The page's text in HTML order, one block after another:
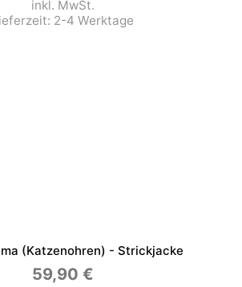
inkl. MwSt.
2-4 Werktage
(Katzenohren) - Strickjacke
59,90 €